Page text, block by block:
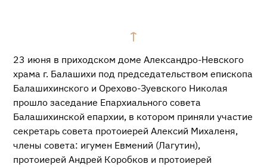
23 июня в приходском доме Александро-Невского
храма г. Балашихи под председательством епископа
Балашихинского и Орехово-Зуевского Николая
прошло заседание Епархиального совета
Балашихинской епархии, в котором приняли участие
секретарь совета протоиерей Алексий Михаленя,
члены совета: игумен Евмений (Лагутин),
протоиерей Андрей Коробков и протоиерей